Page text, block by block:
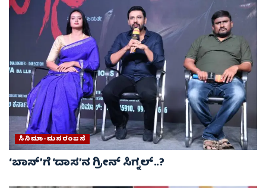
ಸಿನಿಮಾ-ಮನರಂಜನೆ
‘ಬಾಸ್’ಗೆ ‘ದಾಸ’ನ ಗ್ರೀನ್ ಸಿಗ್ನಲ್..?